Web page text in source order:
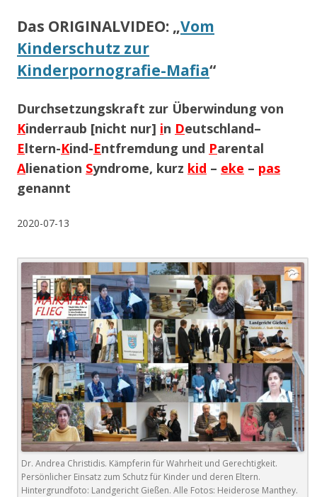
Das ORIGINALVIDEO: „Vom
Kinderschutz zur
Kinderpornografie-Mafia“
Durchsetzungskraft zur Überwindung von
Kinderraub [nicht nur] in Deutschland–
Eltern-Kind-Entfremdung und Parental
Alienation Syndrome, kurz kid – eke – pas
genannt
2020-07-13
Dr. Andrea Christidis. Kämpferin für Wahrheit und Gerechtigkeit.
Persönlicher Einsatz zum Schutz für Kinder und deren Eltern.
Hintergrundfoto: Landgericht Gießen. Alle Fotos: Heiderose Manthey.